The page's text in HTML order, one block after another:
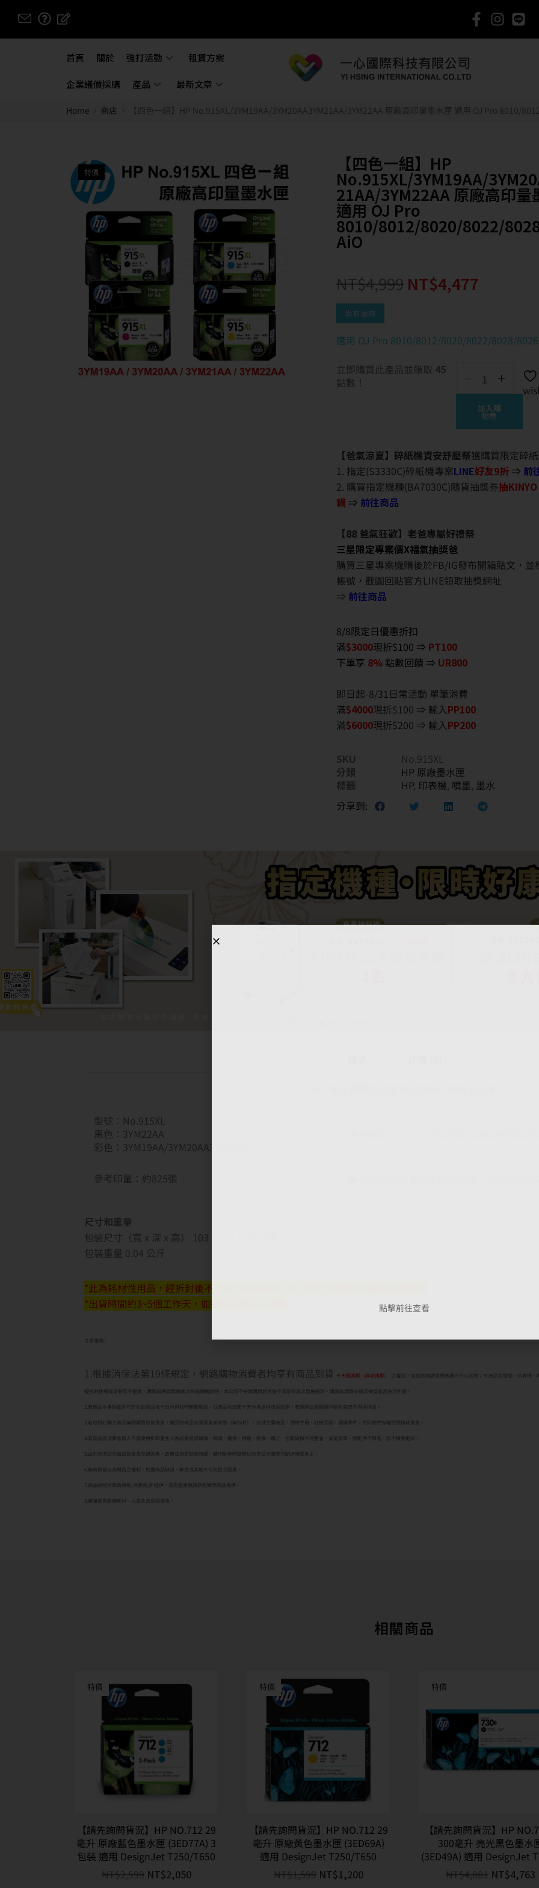
首頁 關於 強打活動 租賃方案
企業議價採購 產品 最新文章
Home 商店 【四色一組】HP No.915XL/3YM19AA/3YM20AA3YM21AA/3YM22AA 原廠高印量墨水匣 適用 OJ Pro 8010/
特價 【四色一組】HP
No.915XL/3YM19AA/
21AA/3YM22AA 原廠高印量
適用 OJ Pro
8010/8012/8020/8022/
AiO
NT$4,999 NT$4,477
尚有庫存
適用 OJ Pro 8010/8012/8020/8022/8028/
立即購買此產品並賺取 45
點數！
加入購
物車
【爸氣涼夏】碎紙機資安舒壓祭獲購買限定碎
1. 指定(S3330C)碎紙機專案LINE好友9折 ⇒ 前
2. 購買指定機種(BA7030C)隨貨抽獎券抽
鍋 ⇒ 前往商品
【88 爸氣狂歡】老爸專屬好禮祭
三星限定專案價X福氣抽獎爸
購買三星專案機購後於FB/IG發布開箱貼文，並
帳號，截圖回貼官方LINE領取抽獎網址
⇒ 前往商品
8/8限定日優惠折扣
滿$3000現折$100 ⇒ PT100
下單享 8% 點數回饋 ⇒ UR800
即日起-8/31日常活動 單筆消費
滿$4000現折$100 ⇒ 輸入PP100
滿$6000現折$200 ⇒ 輸入PP200
SKU
No.915XL
分類
HP 原廠墨水匣
標籤
HP, 印表機, 噴墨, 墨水
分享到:
型號：No.915XL
黑色：3YM22AA
彩色：3YM19AA/3YM20AA3YM21AA
參考印量：約825張
尺寸和重量
包裝尺寸（寬 x 深 x 高） 103 x 110 x 24 公釐
包裝重量 0.04 公斤
*此為耗材性用品，經拆封後不予退貨(除新品不良)，拆封前請務必確認清楚型號!!
*出貨時間約3~5個工作天，如遇缺貨將另行通知
注意事項:
1.根據消保法第19條規定，網路購物消費者均享有商品到貨 七天鑑賞期（非試用期） 之權益。如欲試用請至原廠展示中心試用；3C商品如電腦、印表機
經拆封使用或安裝恕不退換，購買前應詳閱原廠之商品規格說明，本公司不接受購買試用後不滿意商品之理由退貨。購買前請務必確認機型是否為您所需！
2.若商品本身瑕疵則可於收到貨品後十日內與我們聯繫換貨。從商品收訖起十天內為退換貨保證期，若超過此期間視同驗收完成不得退換貨。
3.若您所訂購之商品無問題而您欲退貨，退回的商品必須是全新狀態（無拆封），包括主要商品、使用手冊、註冊回函、週邊零件，否則我們有權拒絕接收退貨。
4.若商品因消費者個人不當使用拆卸產生人為因素造成故障、損毀、磨損、擦傷、刮傷、髒汙、包裝破損不完整者，或是發票、附配件不齊者，恕不接受退貨。
5.由於物流公司每日貨量及交通因素，故無法指定到貨時間，確切配達時間皆以物流公司實際可配送時間為主。
6.廠商保留出貨與否之權利，如遇商品缺貨、斷貨或其他不可抗拒之因素。
7.商品說明文案為原廠(供應商)所提供，若有變更敬請參照實際商品為準。
8.建議使用原廠耗材，以免失去保固資格。
相關商品
特價
【請先詢問貨況】HP NO.712 29
毫升 原廠藍色墨水匣 (3ED77A) 3
包裝 適用 DesignJet T250/T650
NT$2,599 NT$2,050
特價
【請先詢問貨況】HP NO.712 29
毫升 原廠黃色墨水匣 (3ED69A)
適用 DesignJet T250/T650
NT$ 1,599 NT$1,200
特價
【請先詢問貨況】HP
300毫升 亮光黑色墨水
(3ED49A) 適用 DesignJet
NT$4,881 NT$4,763
點擊前往查看